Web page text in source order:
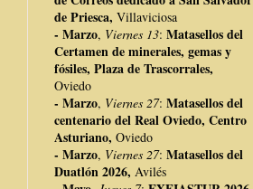
de Priesca, Villaviciosa
- Marzo, Viernes 13: Matasellos del
Certamen de minerales, gemas y
fósiles, Plaza de Trascorrales,
Oviedo
- Marzo, Viernes 27: Matasellos del
centenario del Real Oviedo, Centro
Asturiano, Oviedo
- Marzo, Viernes 27: Matasellos del
Duatlón 2026, Avilés